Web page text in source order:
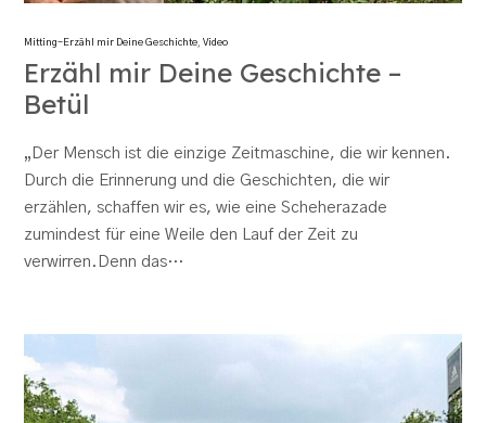
Mitting-Erzähl mir Deine Geschichte,Video
Erzähl mir Deine Geschichte –
Betül
„Der Mensch ist die einzige Zeitmaschine, die wir kennen.
Durch die Erinnerung und die Geschichten, die wir
erzählen, schaffen wir es, wie eine Scheherazade
zumindest für eine Weile den Lauf der Zeit zu
verwirren.Denn das…